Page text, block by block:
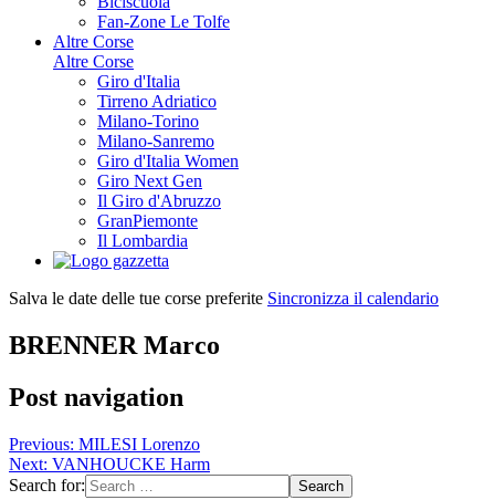
Fan-Zone Le Tolfe
Altre Corse
Altre Corse
Giro d'Italia
Tirreno Adriatico
Milano-Torino
Milano-Sanremo
Giro d'Italia Women
Giro Next Gen
Il Giro d'Abruzzo
GranPiemonte
Il Lombardia
Salva le date delle tue corse preferite Sincronizza il calendario
BRENNER Marco
Post navigation
Previous: MILESI Lorenzo
Next: VANHOUCKE Harm
Search for: